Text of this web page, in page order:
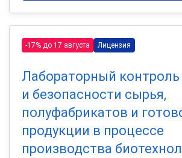
-17% до 17 августа Лицензия
Лабораторный контроль
и безопасности сырья,
полуфабрикатов и
продукции в процессе
производства